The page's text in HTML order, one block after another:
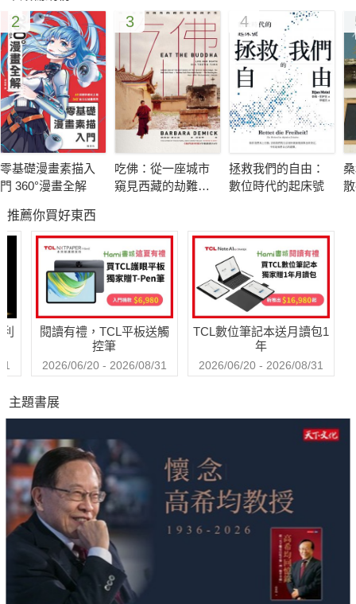
調整，徹底落實在地實踐。
你我不能再繼續置身事外，張開雙臂擁抱高齡未來，高齡化也可
以是未來社會的致勝關鍵。
***
各界推薦（依姓氏筆畫順序排列）
王念慈（大好工作室負責人、安寧照顧基金會董事、天主教失智
老人基金會董事）
毛慧芬（國立臺灣大學職能治療學系副教授、臺灣職能治療學會
監事及長期照顧任務小組召集人）
吳友欽（智善長照股份有限公司董事長）
吳肖琪（國立陽明交通大學衛生福利研究所特聘教授）
陳乃菁（高雄長庚醫院神經內科主治醫師、失智共照中心執行
郭慈安（中山醫學大學醫學系醫學人文學科主任／副教授、中華
民國家庭照顧者關懷總會理事長、美國老年學學會院士）
楊宜青（成大醫院老人醫院籌備處院長）
魏惠娟（中正大學成人教育系教授、多項教育部全國樂齡學習計
畫設計者）
2
零基礎漫畫素描入
門 360°漫畫全解
3
吃佛：從一座城市
窺見西藏的劫難與
4
拯救我們的自由：
數位時代的起床號
推薦你買好東西
閱讀有禮，TCL平板送觸
控筆
2026/06/20 - 2026/08/31
TCL數位筆記本送月讀包1
年
2026/06/20 - 2026/08/31
主題書展